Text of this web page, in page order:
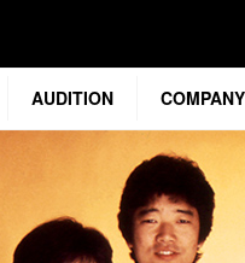
AUDITION COMPANY